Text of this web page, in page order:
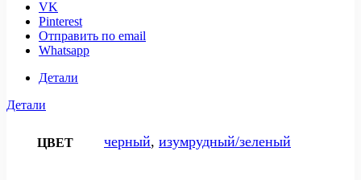
VK
Pinterest
Отправить по email
Whatsapp
Детали
Детали
ЦВЕТ черный, изумрудный/зеленый